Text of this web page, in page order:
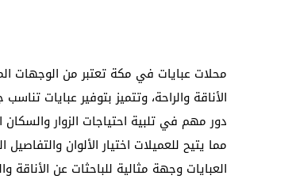
محلات عبايات في مكة تعتبر من الوجهات
الأناقة والراحة، وتتميز بتوفير عبايات
دور مهم في تلبية احتياجات الزوار
مما يتيح للعميلات اختيار الألوان
العبايات وجهة مثالية للباحثات عن الأناقة